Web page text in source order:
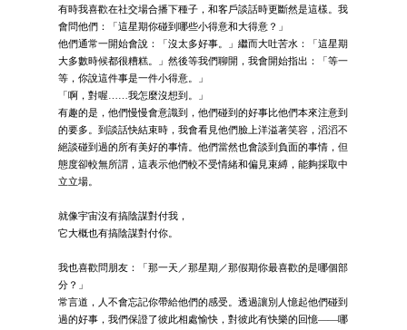
有時我喜歡在社交場合播下種子，和客戶談話時更斷然是這樣。我
會問他們：「這星期你碰到哪些小得意和大得意？」
他們通常一開始會說：「沒太多好事。」繼而大吐苦水：「這星期
大多數時候都很糟糕。」然後等我們聊開，我會開始指出：「等一
等，你說這件事是一件小得意。」
「啊，對喔……我怎麼沒想到。」
有趣的是，他們慢慢會意識到，他們碰到的好事比他們本來注意到
的要多。到談話快結束時，我會看見他們臉上洋溢著笑容，滔滔不
絕談碰到過的所有美好的事情。他們當然也會談到負面的事情，但
態度卻較無所謂，這表示他們較不受情緒和偏見束縛，能夠採取中
立立場。
就像宇宙沒有搞陰謀對付我，
它大概也有搞陰謀對付你。
我也喜歡問朋友：「那一天／那星期／那假期你最喜歡的是哪個部
分？」
常言道，人不會忘記你帶給他們的感受。透過讓別人憶起他們碰到
過的好事，我們保證了彼此相處愉快，對彼此有快樂的回憶——哪